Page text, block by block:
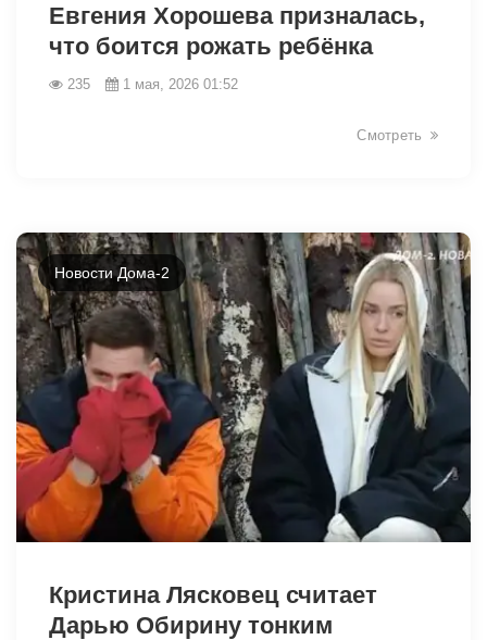
Евгения Хорошева призналась,
что боится рожать ребёнка
235 1 мая, 2026 01:52
Смотреть
Новости Дома-2
Кристина Лясковец считает
Дарью Обирину тонким